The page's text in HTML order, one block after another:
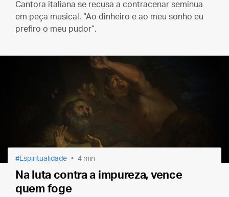
Cantora italiana se recusa a contracenar seminua
em peça musical. “Ao dinheiro e ao meu sonho eu
prefiro o meu pudor”.
Espiritualidade 4 min
Na luta contra a impureza, vence
quem foge